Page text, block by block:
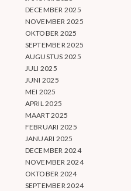
DECEMBER 2025
NOVEMBER 2025
OKTOBER 2025
SEPTEMBER 2025
AUGUSTUS 2025
JULI 2025
JUNI 2025
MEI 2025
APRIL 2025
MAART 2025
FEBRUARI 2025
JANUARI 2025
DECEMBER 2024
NOVEMBER 2024
OKTOBER 2024
SEPTEMBER 2024